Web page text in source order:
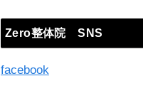
Zero整体院 SNS
facebook